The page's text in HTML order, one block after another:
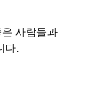
사람들과
다.